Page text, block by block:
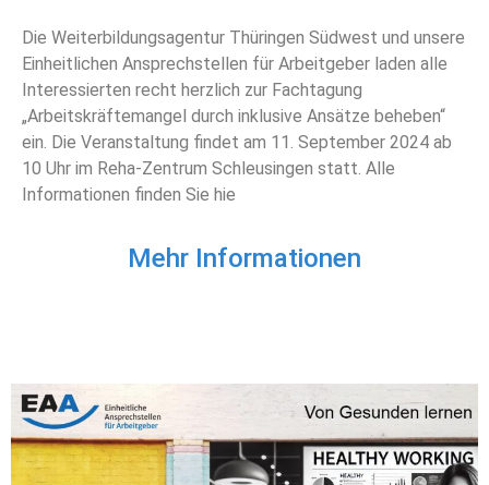
Die Weiterbildungsagentur Thüringen Südwest und unsere
Einheitlichen Ansprechstellen für Arbeitgeber laden alle
Interessierten recht herzlich zur Fachtagung
„Arbeitskräftemangel durch inklusive Ansätze beheben“
ein. Die Veranstaltung findet am 11. September 2024 ab
10 Uhr im Reha-Zentrum Schleusingen statt. Alle
Informationen finden Sie hie
Mehr Informationen